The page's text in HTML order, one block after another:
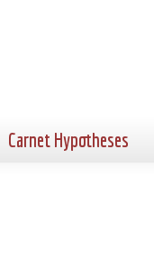
Carnet Hypotheses